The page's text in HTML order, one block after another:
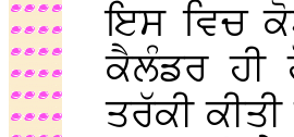
ਇਸ ਵਿਚ
ਕੈਲੰਡਰ ਹੀ
ਤਰੱਕੀ